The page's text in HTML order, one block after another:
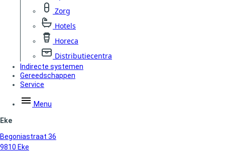
Zorg
Hotels
Horeca
Distributiecentra
Indirecte systemen
Gereedschappen
Service
Menu
Eke
Begoniastraat 36
9810 Eke